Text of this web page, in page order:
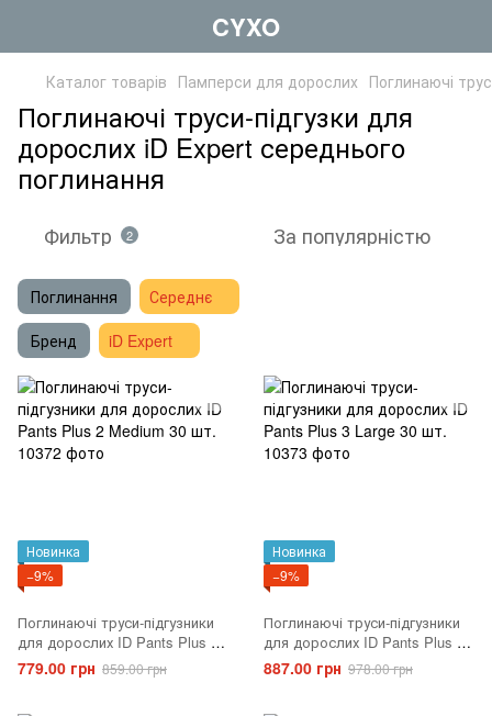
CYXO
Каталог товарів Памперси для дорослих Поглинаючі
Поглинаючі труси-підгузки для
дорослих iD Expert середнього
поглинання
Фильтр 2 За популярністю
Поглинання
Середнє
Бренд
iD Expert
Новинка
−9%
Поглинаючі труси-підгузники
для дорослих ID Pants Plus 2
Medium 30 шт.
779.00 грн 859.00 грн
Новинка
−9%
Поглинаючі труси-підгузники
для дорослих ID Pants Plus 3
Large 30 шт.
887.00 грн 978.00 грн